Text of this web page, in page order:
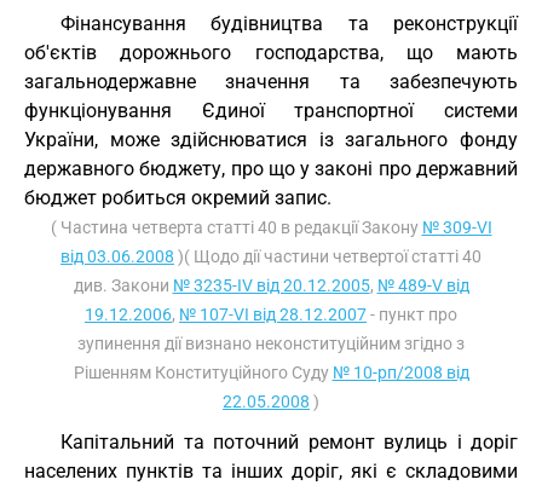
Фінансування будівництва та реконструкції
об'єктів дорожнього господарства, що мають
загальнодержавне значення та забезпечують
функціонування Єдиної транспортної системи
України, може здійснюватися із загального фонду
державного бюджету, про що у законі про державний
бюджет робиться окремий запис.
( Частина четверта статті 40 в редакції Закону № 309-VI
від 03.06.2008 )( Щодо дії частини четвертої статті 40
див. Закони № 3235-IV від 20.12.2005, № 489-V від
19.12.2006, № 107-VI від 28.12.2007- пункт про
зупинення дії визнано неконституційним згідно з
Рішенням Конституційного Суду № 10-рп/2008 від
22.05.2008 )
Капітальний та поточний ремонт вулиць і доріг
населених пунктів та інших доріг, які є складовими